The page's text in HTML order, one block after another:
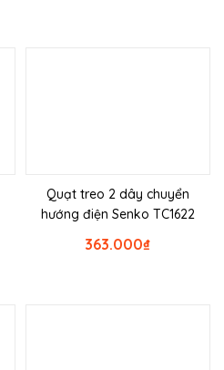
Quạt treo 2 dây chuyển
hướng điện Senko TC1622
₫
363.000